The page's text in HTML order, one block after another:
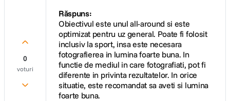
0
voturi
Răspuns:
Obiectivul este unul all-around si este
optimizat pentru uz general. Poate fi folosit
inclusiv la sport, insa este necesara
fotografierea in lumina foarte buna. In
functie de mediul in care fotografiati, pot fi
diferente in privinta rezultatelor. In orice
situatie, este recomandat sa aveti si lumina
foarte buna.